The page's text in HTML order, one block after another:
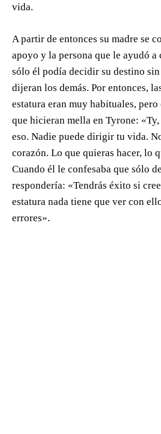
vida.
A partir de entonces su madre se
apoyo y la persona que le ayudó a
sólo él podía decidir su destino
dijeran los demás. Por entonces,
estatura eran muy habituales,
que hicieran mella en Tyrone:
eso. Nadie puede dirigir tu vida.
corazón. Lo que quieras hacer, lo
Cuando él le confesaba que sólo
respondería: «Tendrás éxito si
estatura nada tiene que ver con
errores».